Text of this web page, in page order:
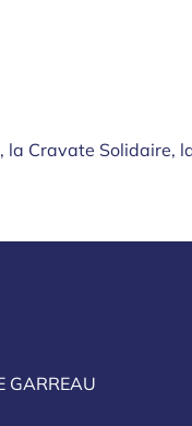
Cravate Solidaire,
GARREAU